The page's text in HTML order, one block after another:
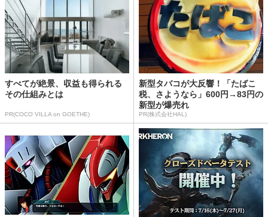
すべてが絶景、収益も得られる
その仕組みとは
PR(COCO VILLA on GOETHE)
新型タバコが大反響！「たばこ
税、さようなら」600円→83円の
新型が爆売れ
PR(株式会社HAL)